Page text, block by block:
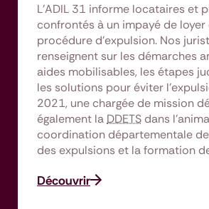
L’ADIL 31 informe locataires et
confrontés à un impayé de loyer
procédure d’expulsion. Nos
renseignent sur les démarches
aides mobilisables, les étapes
les solutions pour éviter
2021, une chargée de mission
également la DDETSdans
coordination départementale
des expulsions et la formation
Découvrir